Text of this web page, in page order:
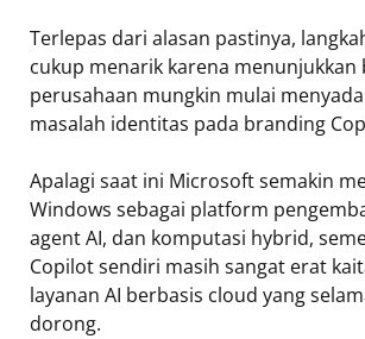
Terlepas dari alasan pastinya,
cukup menarik karena menunjukkan
perusahaan mungkin mulai
masalah identitas pada branding
Apalagi saat ini Microsoft semakin
Windows sebagai platform
agent AI, dan komputasi hybrid,
Copilot sendiri masih sangat erat
layanan AI berbasis cloud yang
dorong.